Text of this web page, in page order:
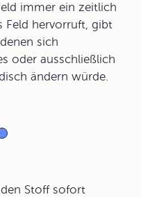
immer ein zeitlich
Feld hervorruft, gibt
sich
oder ausschließlich
ändern würde.
Stoff sofort